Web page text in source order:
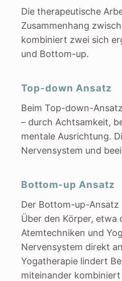
lebendig und fachlich
Ich bin nach jedem
gefahren. Aus
inklusive der
sich bereits sehr gut
wird das Verständnis.
Ein großes
mit unglaublich viel
aufgebaut hat und
immer wieder
nahbar, klar und
Danke für diese
Die therapeutische
Zusammenhang
kombiniert zwei sich
und Bottom-up.
Top-down Ansatz
Beim Top-down-
– durch Achtsamkeit,
mentale Ausrichtung.
Nervensystem und
Bottom-up Ansatz
Der Bottom-up-Ansatz
Über den Körper, etwa
Atemtechniken und
Nervensystem direkt
Yogatherapie lindert
miteinander